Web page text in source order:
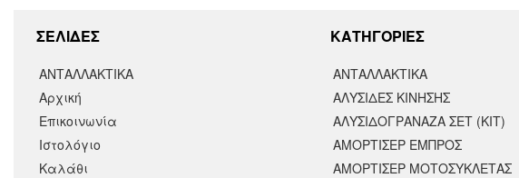
ΣΕΛΙΔΕΣ
ΑΝΤΑΛΛΑΚΤΙΚΑ
Αρχική
Επικοινωνία
Ιστολόγιο
Καλάθι
KΑΤΗΓΟΡΙΕΣ
ΑΝΤΑΛΛΑΚΤΙΚΆ
ΑΛΥΣΙΔΕΣ ΚΙΝΗΣΗΣ
ΑΛΥΣΙΔΟΓΡΑΝΑΖΑ ΣΕΤ (ΚΙΤ)
ΑΜΟΡΤΙΣΕΡ ΕΜΠΡΟΣ
ΑΜΟΡΤΙΣΈΡ ΜΟΤΟΣΥΚΛΈΤΑΣ